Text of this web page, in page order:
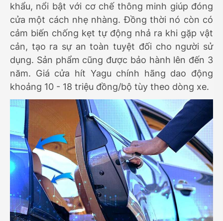
khẩu, nổi bật với cơ chế thông minh giúp đóng
cửa một cách nhẹ nhàng. Đồng thời nó còn có
cảm biến chống kẹt tự động nhả ra khi gặp vật
cản, tạo ra sự an toàn tuyệt đối cho người sử
dụng. Sản phẩm cũng được bảo hành lên đến 3
năm. Giá cửa hít Yagu chính hãng dao động
khoảng 10 - 18 triệu đồng/bộ tùy theo dòng xe.